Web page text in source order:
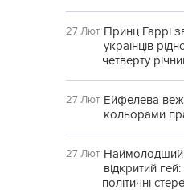
27 Лют Принц Гаррі
українців
четверту
27 Лют Ейфелева
кольорами
27 Лют Наймолодший
відкритий
політичні